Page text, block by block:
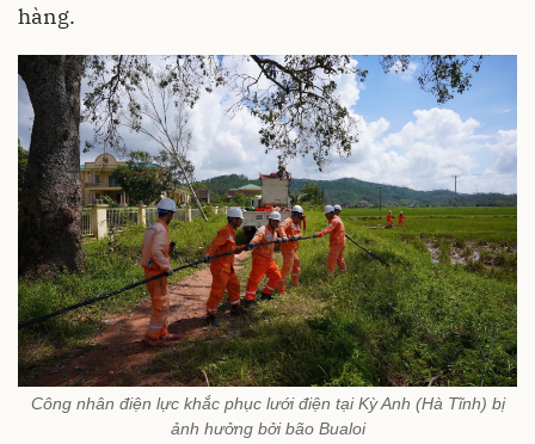
hàng.
Công nhân điện lực khắc phục lưới điện tại Kỳ Anh (Hà Tĩnh) bị
ảnh hưởng bởi bão Bualoi